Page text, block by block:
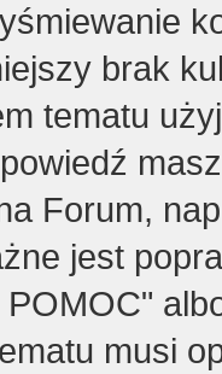
brak
tematu
Forum,
jest
musi